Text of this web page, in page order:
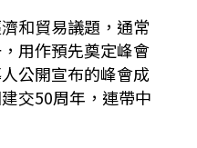
和貿易議題，通常
用作預先奠定峰會
公開宣布的峰會成
交50周年，連帶中